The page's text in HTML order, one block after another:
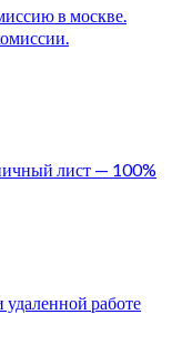
в москве.
лист — 100%
удаленной работе